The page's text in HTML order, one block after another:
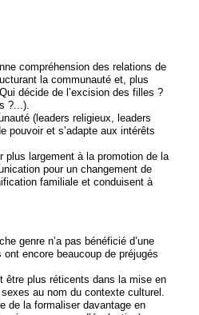
compréhension des relations de
la communauté et, plus
décide de l’excision des filles ?
?...).
(leaders religieux, leaders
pouvoir et s’adapte aux intérêts
plus largement à la promotion de la
pour un changement de
familiale et conduisent à
genre n’a pas bénéficié d’une
encore beaucoup de préjugés
être plus réticents dans la mise en
au nom du contexte culturel.
de la formaliser davantage en